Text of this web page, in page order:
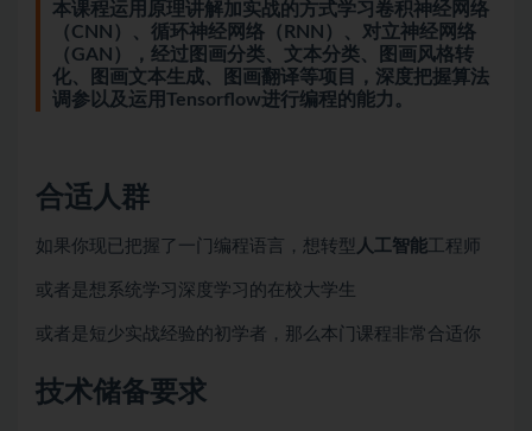
本课程运用原理讲解加实战的方式学习卷积神经网络
（CNN）、循环神经网络（RNN）、对立神经网络
（GAN），经过图画分类、文本分类、图画风格转
化、图画文本生成、图画翻译等项目，深度把握算法
调参以及运用Tensorflow进行编程的能力。
合适人群
如果你现已把握了一门编程语言，想转型 人工智能工程师
或者是想系统学习深度学习的在校大学生
或者是短少实战经验的初学者，那么本门课程非常合适你
技术储备要求